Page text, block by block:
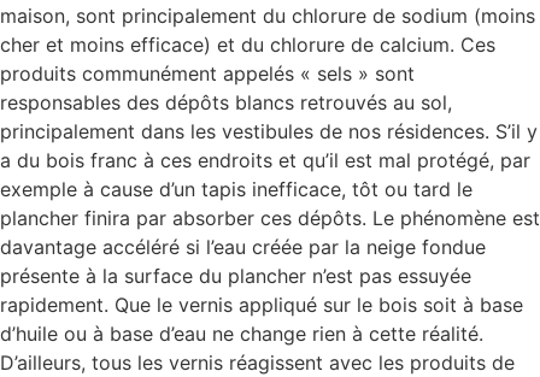
maison, sont principalement du chlorure de sodium (moins
cher et moins efficace) et du chlorure de calcium. Ces
produits communément appelés « sels » sont
responsables des dépôts blancs retrouvés au sol,
principalement dans les vestibules de nos résidences. S’il y
a du bois franc à ces endroits et qu’il est mal protégé, par
exemple à cause d’un tapis inefficace, tôt ou tard le
plancher finira par absorber ces dépôts. Le phénomène est
davantage accéléré si l’eau créée par la neige fondue
présente à la surface du plancher n’est pas essuyée
rapidement. Que le vernis appliqué sur le bois soit à base
d’huile ou à base d’eau ne change rien à cette réalité.
D’ailleurs, tous les vernis réagissent avec les produits de